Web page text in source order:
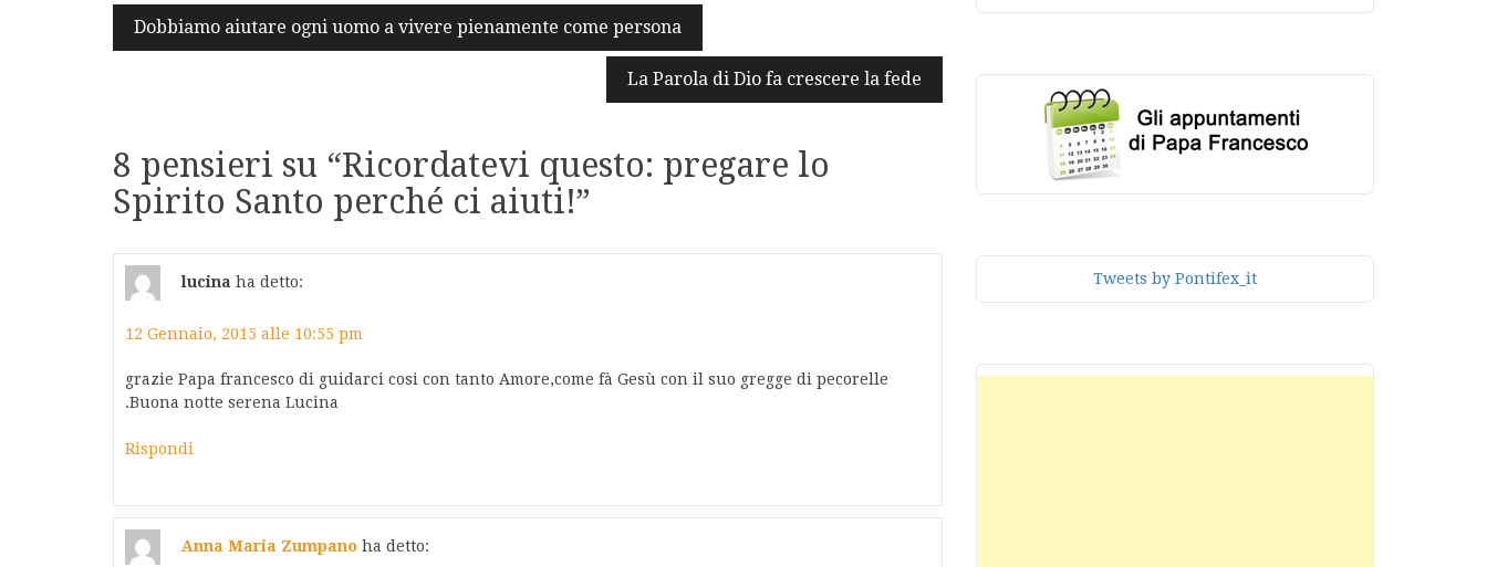
Navigazione
articoli
Dobbiamo aiutare ogni uomo a vivere pienamente come persona
La Parola di Dio fa crescere la fede
8 pensieri su “Ricordatevi questo: pregare lo
Spirito Santo perché ci aiuti!”
lucina ha detto:
12 Gennaio, 2015 alle 10:55 pm
grazie Papa francesco di guidarci cosi con tanto Amore,come fà Gesù con il suo gregge di pecorelle
.Buona notte serena Lucina
Rispondi
Anna Maria Zumpano ha detto:
Tweets by Pontifex_it